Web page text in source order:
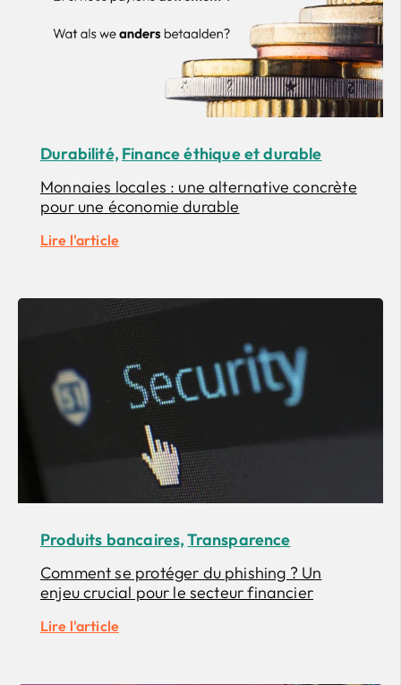
Durabilité, Finance éthique et durable
Monnaies locales : une alternative concrète
pour une économie durable
Lire l'article
Produits bancaires,Transparence
Comment se protéger du phishing ? Un
enjeu crucial pour le secteur financier
Lire l'article